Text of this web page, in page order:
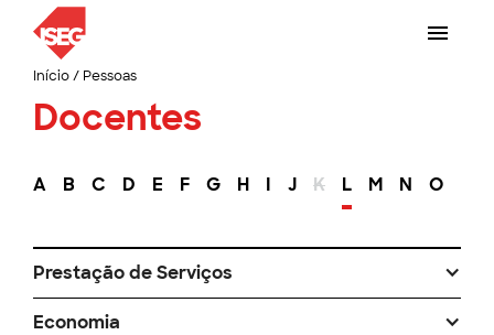
Início/ Pessoas
Docentes
A B C D E F G H I J K L M N O
Prestação de Serviços
Economia